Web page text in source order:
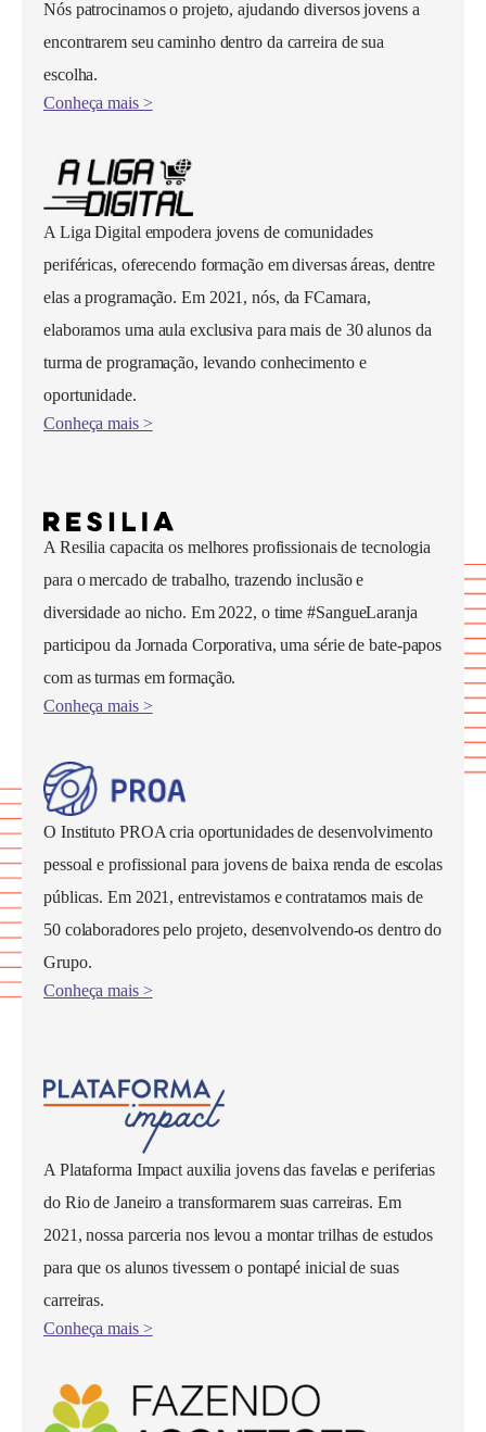
Nós patrocinamos o projeto, ajudando diversos jovens a
encontrarem seu caminho dentro da carreira de sua
escolha.
Conheça mais >
A Liga Digital empodera jovens de comunidades
periféricas, oferecendo formação em diversas áreas, dentre
elas a programação. Em 2021, nós, da FCamara,
elaboramos uma aula exclusiva para mais de 30 alunos da
turma de programação, levando conhecimento e
oportunidade.
Conheça mais >
A Resilia capacita os melhores profissionais de tecnologia
para o mercado de trabalho, trazendo inclusão e
diversidade ao nicho. Em 2022, o time #SangueLaranja
participou da Jornada Corporativa, uma série de bate-papos
com as turmas em formação.
Conheça mais >
O Instituto PROA cria oportunidades de desenvolvimento
pessoal e profissional para jovens de baixa renda de escolas
públicas. Em 2021, entrevistamos e contratamos mais de
50 colaboradores pelo projeto, desenvolvendo-os dentro do
Grupo.
Conheça mais >
A Plataforma Impact auxilia jovens das favelas e periferias
do Rio de Janeiro a transformarem suas carreiras. Em
2021, nossa parceria nos levou a montar trilhas de estudos
para que os alunos tivessem o pontapé inicial de suas
carreiras.
Conheça mais >